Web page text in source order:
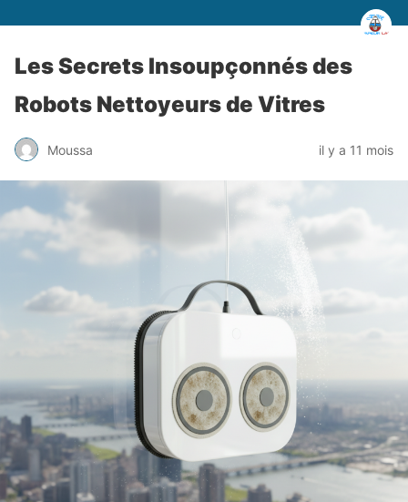
Les Secrets Insoupçonnés des
Robots Nettoyeurs de Vitres
Moussa il y a 11 mois